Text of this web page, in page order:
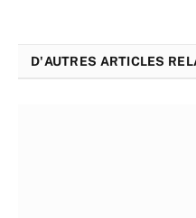
D'AUTRES ARTICLES